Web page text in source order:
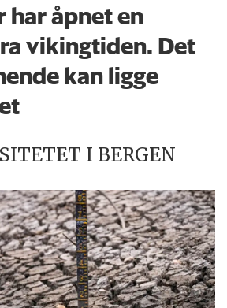
har åpnet en
vikingtiden. Det
kan ligge
I BERGEN